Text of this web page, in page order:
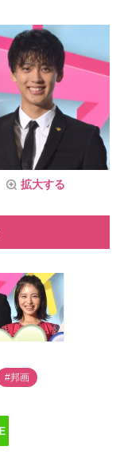
拡大する
#邦画